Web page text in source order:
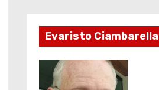
Evaristo Ciambarella